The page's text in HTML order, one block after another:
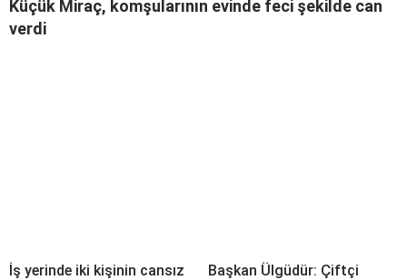
Küçük Miraç, komşularının evinde feci şekilde can
verdi
İş yerinde iki kişinin cansız
Başkan Ülgüdür: Çiftçi